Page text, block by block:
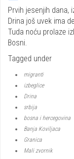
Share
Prvih jesenjih dana,
Drina još uvek ima
Tuda noću prolaze
Bosni.
Tagged under
migranti
izbeglice
Drina
srbija
bosna i hercegovina
Banja Koviljaca
Granica
Mali zvornik